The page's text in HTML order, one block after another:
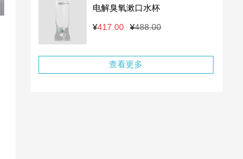
¥459.00。
电解臭氧漱口水杯
¥488.00原
¥417.00
当
为：
查看更多